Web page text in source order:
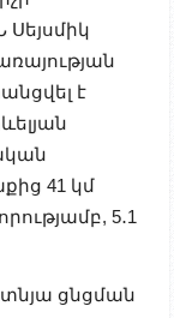
Սեյսմիկ
է
41 կմ
5․1
ցնցման